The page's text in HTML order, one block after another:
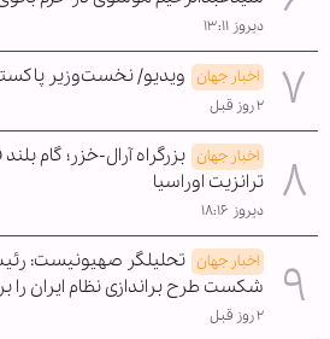
دیروز ۱۳:۱۱
اخبار جهان ویدیو/ نخست‌وزیر
۲ روز قبل
اخبار جهان بزرگراه آرال-خزر؛ گام
ترانزیت اوراسیا
دیروز ۱۸:۱۶
اخبار جهان تحلیلگر صهیونیست:
شکست طرح براندازی نظام ایران را
۲ روز قبل